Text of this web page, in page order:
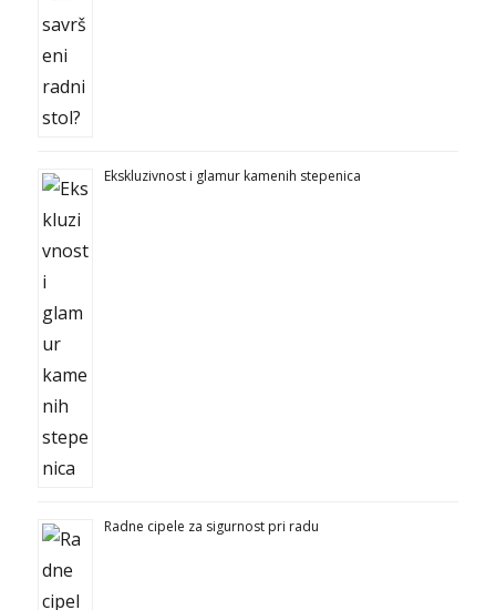
Ekskluzivnost i glamur kamenih stepenica
Radne cipele za sigurnost pri radu